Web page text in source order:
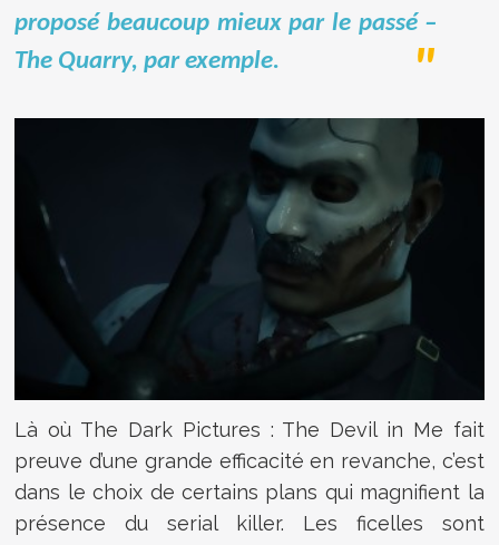
proposé beaucoup mieux par le passé –
The Quarry, par exemple.
Là où The Dark Pictures : The Devil in Me fait
preuve d’une grande efficacité en revanche, c’est
dans le choix de certains plans qui magnifient la
présence du serial killer. Les ficelles sont